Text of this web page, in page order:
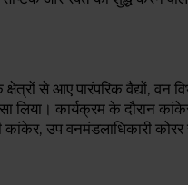
से आए पारंपरिक वैद्यों, वन
लिया। कार्यक्रम के दौरान
कांकेर, उप वनमंडलाधिकारी